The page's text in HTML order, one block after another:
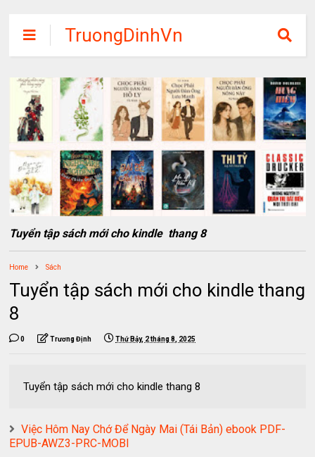
TruongDinhVn
Chia sẽ ebook,
các khóa học,
phần mềm học
tập miễn phí
Tuyển tập sách mới cho kindle thang 8
Home Sách
Tuyển tập sách mới cho kindle thang
8
0 Trương Định Thứ Bảy, 2 tháng 8, 2025
Tuyển tập sách mới cho kindle thang 8
Việc Hôm Nay Chớ Để Ngày Mai (Tái Bản) ebook PDF-
EPUB-AWZ3-PRC-MOBI